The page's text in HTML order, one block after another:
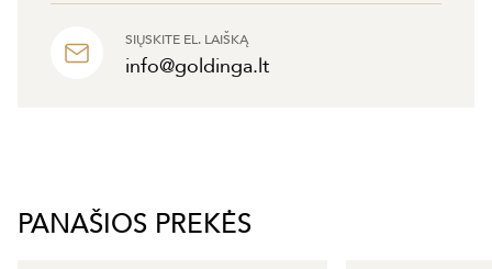
SIŲSKITE EL. LAIŠKĄ
info@goldinga.lt
PANAŠIOS PREKĖS